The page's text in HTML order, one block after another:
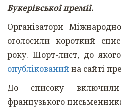
Букерівської премії.
Організатори
оголосили короткий
року. Шорт-лист, до
опублікованийна сайті
До списоку
французького